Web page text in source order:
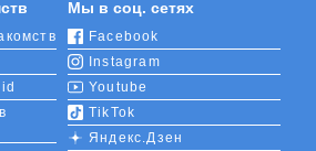
Мы в соц. сетях
Facebook
Instagram
Youtube
TikTok
Яндекс.Дзен